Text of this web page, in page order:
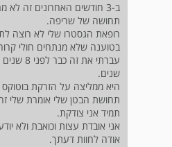
ב-3 חודשים האחרונים זה
תחושה של שריפה.
רופאת הגסטרו שלי לא רוצה
בטוענה שלא מנתחים חולי
עברתי את
שנים.
היא ממליצה על הזרקת
תחושת הבטן שלי אומרת שלי
תמיד אני צודקת.
אני אובדת עצות וכואבת ולא
אודה לחוות דעתך.